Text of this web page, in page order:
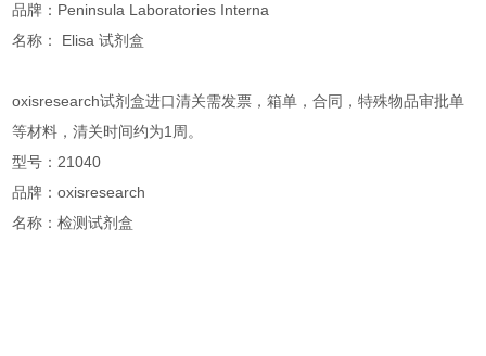
品牌：Peninsula Laboratories Interna
名称： Elisa 试剂盒
oxisresearch试剂盒进口清关需发票，箱单，合同，特殊物品审批单
等材料，清关时间约为1周。
型号：21040
品牌：oxisresearch
名称：检测试剂盒